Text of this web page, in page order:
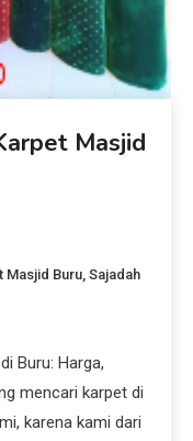
Masjid
Masjid Buru,Sajadah
Buru: Harga,
mencari karpet di
karena kami dari